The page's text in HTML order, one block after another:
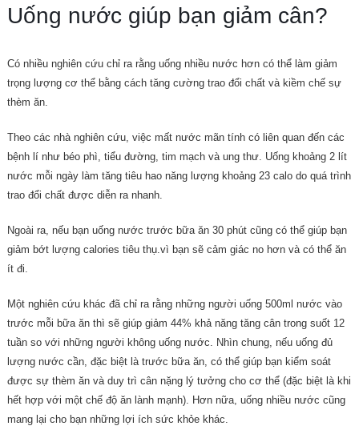
Uống nước giúp bạn giảm cân?
Có nhiều nghiên cứu chỉ ra rằng uống nhiều nước hơn có thể làm giảm
trọng lượng cơ thể bằng cách tăng cường trao đổi chất và kiềm chế sự
thèm ăn.
Theo các nhà nghiên cứu, việc mất nước mãn tính có liên quan đến các
bệnh lí như béo phì, tiểu đường, tim mạch và ung thư. Uống khoảng 2 lít
nước mỗi ngày làm tăng tiêu hao năng lượng khoảng 23 calo do quá trình
trao đổi chất được diễn ra nhanh.
Ngoài ra, nếu bạn uống nước trước bữa ăn 30 phút cũng có thể giúp bạn
giảm bớt lượng calories tiêu thụ.vì bạn sẽ cảm giác no hơn và có thể ăn
ít đi.
Một nghiên cứu khác đã chỉ ra rằng những người uống 500ml nước vào
trước mỗi bữa ăn thì sẽ giúp giảm 44% khả năng tăng cân trong suốt 12
tuần so với những người không uống nước. Nhìn chung, nếu uống đủ
lượng nước cần, đặc biệt là trước bữa ăn, có thể giúp bạn kiểm soát
được sự thèm ăn và duy trì cân nặng lý tưởng cho cơ thể (đặc biệt là khi
hết hợp với một chế độ ăn lành mạnh). Hơn nữa, uống nhiều nước cũng
mang lại cho bạn những lợi ích sức khỏe khác.